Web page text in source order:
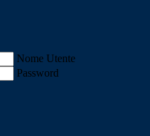
Nome Utente
Password